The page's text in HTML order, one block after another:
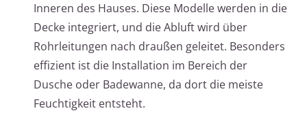
Inneren des Hauses. Diese Modelle werden in die
Decke integriert, und die Abluft wird über
Rohrleitungen nach draußen geleitet. Besonders
effizient ist die Installation im Bereich der
Dusche oder Badewanne, da dort die meiste
Feuchtigkeit entsteht.